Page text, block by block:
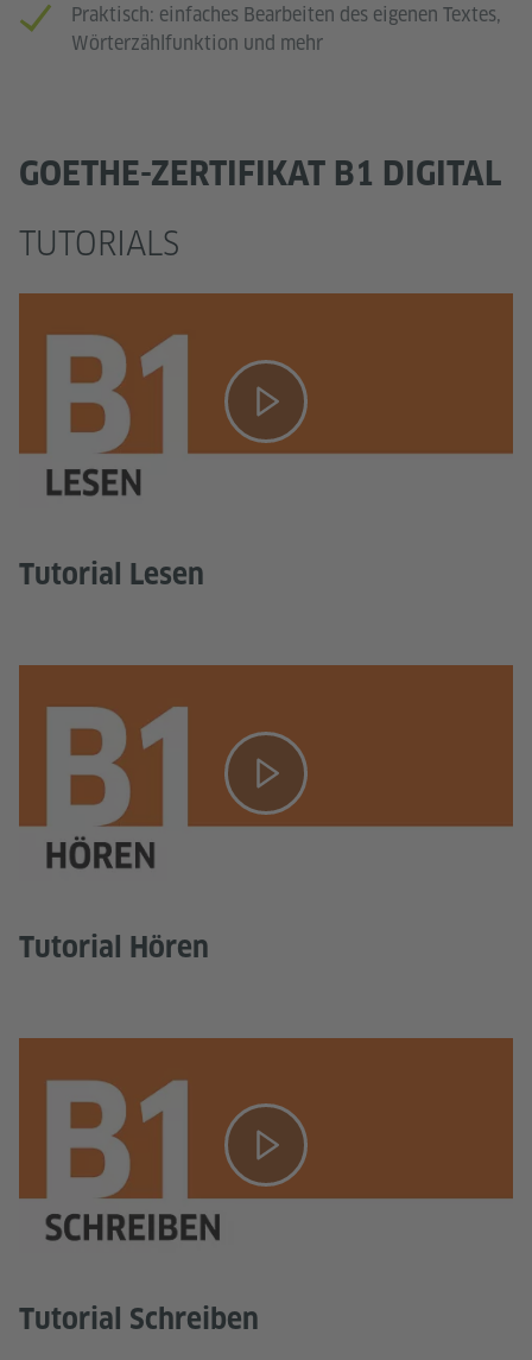
Praktisch: einfaches Bearbeiten des eigenen Textes,
Wörterzählfunktion und mehr
GOETHE-ZERTIFIKAT B1 DIGITAL
TUTORIALS
Tutorial Lesen
Tutorial Hören
Tutorial Schreiben